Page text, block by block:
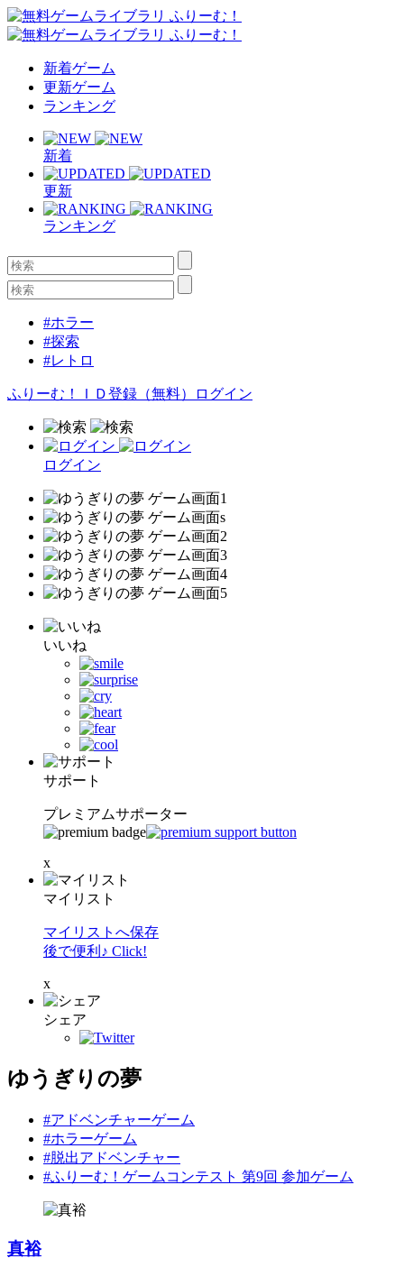
新着ゲーム
更新ゲーム
ランキング
新着
更新
ランキング
#ホラー
#探索
#レトロ
ふりーむ！ＩＤ登録（無料） ログイン
ログイン
いいね
サポート
プレミアムサポーター
x
マイリスト
マイリストへ保存
後で便利♪ Click!
x
シェア
ゆうぎりの夢
#アドベンチャーゲーム
#ホラーゲーム
#脱出アドベンチャー
#ふりーむ！ゲームコンテスト 第9回 参加ゲーム
真裕